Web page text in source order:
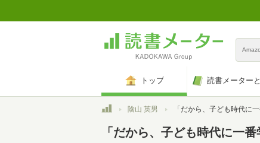
トップ 読書メーター
トップ陰山 英男 「だから、子ども時代に一番学習しなければいけないのは、幸福です」: ママたちとの対話から生まれた
「だから、子ども時代に一